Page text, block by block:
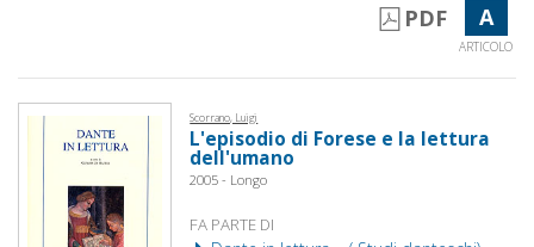
PDF A
ARTICOLO
Scorrano, Luigi
L'episodio di Forese e la lettura
dell'umano
2005 - Longo
FA PARTE DI